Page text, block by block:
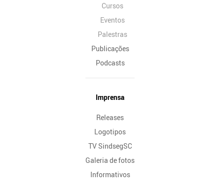
Cursos
Eventos
Palestras
Publicações
Podcasts
Imprensa
Releases
Logotipos
TV SindsegSC
Galeria de fotos
Informativos